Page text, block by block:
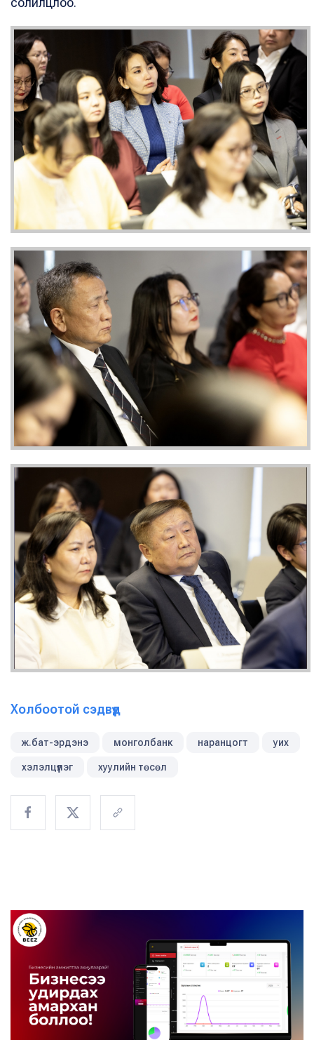
Холбоотой сэдвүүд
ж.бат-эрдэнэ монголбанк наранцогт уих
хэлэлцүүлэг хуулийн төсөл